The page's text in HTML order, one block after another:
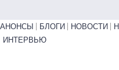
Primary links bottom
АНОНСЫ БЛОГИ НОВОСТИ
ИНТЕРВЬЮ